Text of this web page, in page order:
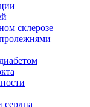
склерозе
сердца